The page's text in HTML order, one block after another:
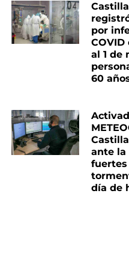
por
COVID
al 1 de
60
ante la
día de